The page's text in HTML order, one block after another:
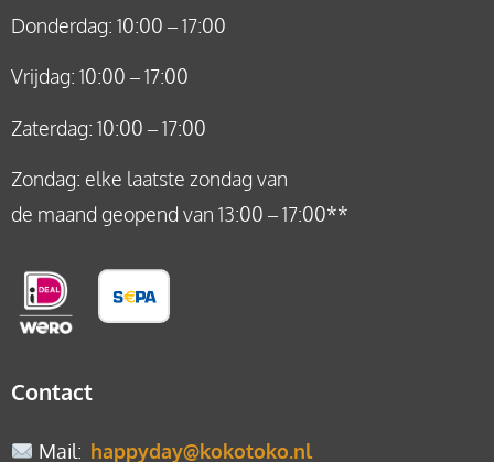
Donderdag: 10:00 – 17:00
Vrijdag: 10:00 – 17:00
Zaterdag: 10:00 – 17:00
Zondag: elke laatste zondag van
de maand geopend van 13:00 – 17:00**
Contact
Mail: happyday@kokotoko.nl